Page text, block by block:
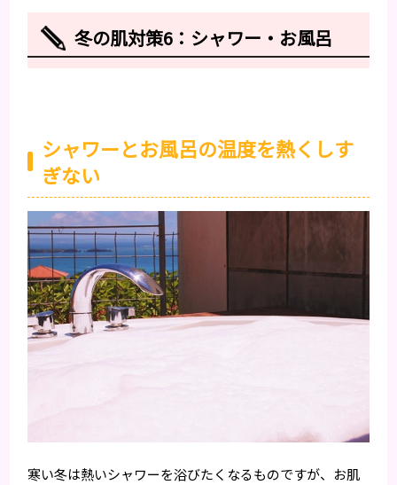
冬の肌対策6：シャワー・お風呂
シャワーとお風呂の温度を熱くしす
ぎない
寒い冬は熱いシャワーを浴びたくなるものですが、お肌